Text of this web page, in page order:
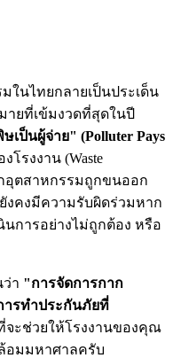
นไทยกลายเป็นประเด็น
ยที่เข้มงวดที่สุดในปี
เป็นผู้จ่าย" (Polluter Pays
โรงงาน (Waste
กอุตสาหกรรมถูกขนออก
งคงมีความรับผิดร่วมหาก
นินการอย่างไม่ถูกต้อง หรือ
ว่า "การจัดการกาก
ารทำประกันภัยที่
จะช่วยให้โรงงานของคุณ
อมมหาศาลครับ